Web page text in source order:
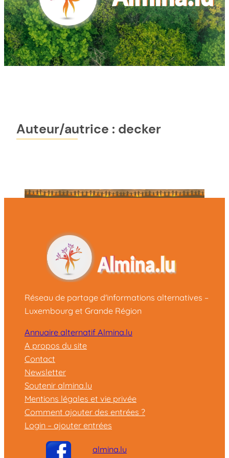
Auteur/autrice : decker
Réseau de partage d'informations alternatives –
Luxembourg et Grande Région
Annuaire alternatif Almina.lu
A propos du site
Contact
Newsletter
Soutenir almina.lu
Mentions légales et vie privée
Comment ajouter des entrées ?
Login – ajouter entrées
almina.lu